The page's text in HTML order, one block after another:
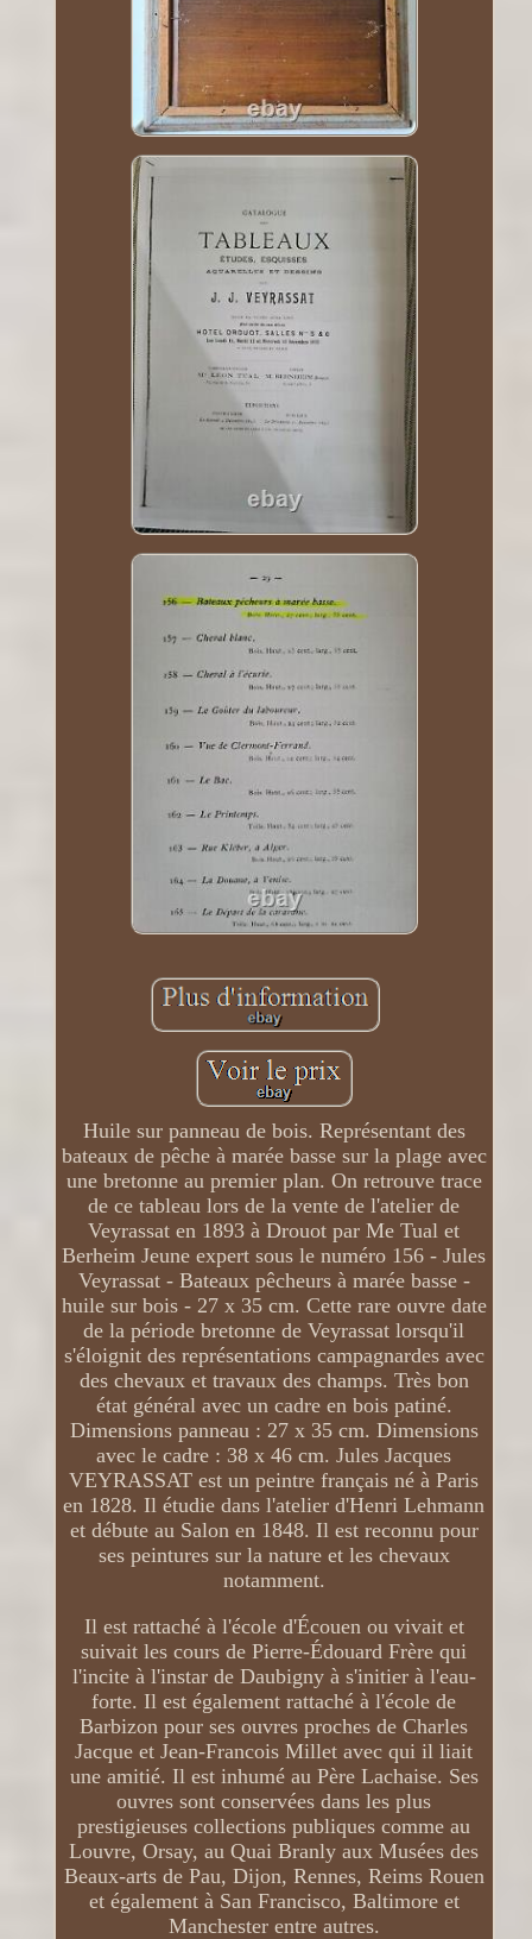
Huile sur panneau de bois. Représentant des
bateaux de pêche à marée basse sur la plage avec
une bretonne au premier plan. On retrouve trace
de ce tableau lors de la vente de l'atelier de
Veyrassat en 1893 à Drouot par Me Tual et
Berheim Jeune expert sous le numéro 156 - Jules
Veyrassat - Bateaux pêcheurs à marée basse -
huile sur bois - 27 x 35 cm. Cette rare ouvre date
de la période bretonne de Veyrassat lorsqu'il
s'éloignit des représentations campagnardes avec
des chevaux et travaux des champs. Très bon
état général avec un cadre en bois patiné.
Dimensions panneau : 27 x 35 cm. Dimensions
avec le cadre : 38 x 46 cm. Jules Jacques
VEYRASSAT est un peintre français né à Paris
en 1828. Il étudie dans l'atelier d'Henri Lehmann
et débute au Salon en 1848. Il est reconnu pour
ses peintures sur la nature et les chevaux
notamment.
Il est rattaché à l'école d'Écouen ou vivait et
suivait les cours de Pierre-Édouard Frère qui
l'incite à l'instar de Daubigny à s'initier à l'eau-
forte. Il est également rattaché à l'école de
Barbizon pour ses ouvres proches de Charles
Jacque et Jean-Francois Millet avec qui il liait
une amitié. Il est inhumé au Père Lachaise. Ses
ouvres sont conservées dans les plus
prestigieuses collections publiques comme au
Louvre, Orsay, au Quai Branly aux Musées des
Beaux-arts de Pau, Dijon, Rennes, Reims Rouen
et également à San Francisco, Baltimore et
Manchester entre autres.